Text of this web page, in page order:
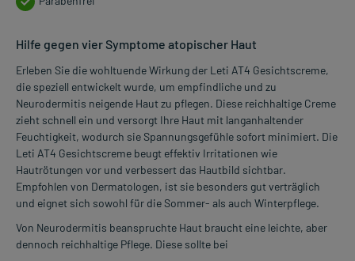
Hilfe gegen vier Symptome atopischer Haut
Erleben Sie die wohltuende Wirkung der Leti AT4 Gesichtscreme,
die speziell entwickelt wurde, um empfindliche und zu
Neurodermitis neigende Haut zu pflegen. Diese reichhaltige Creme
zieht schnell ein und versorgt Ihre Haut mit langanhaltender
Feuchtigkeit, wodurch sie Spannungsgefühle sofort minimiert. Die
Leti AT4 Gesichtscreme beugt effektiv Irritationen wie
Hautrötungen vor und verbessert das Hautbild sichtbar.
Empfohlen von Dermatologen, ist sie besonders gut verträglich
und eignet sich sowohl für die Sommer- als auch Winterpflege.
Von Neurodermitis beanspruchte Haut braucht eine leichte, aber
dennoch reichhaltige Pflege. Diese sollte bei